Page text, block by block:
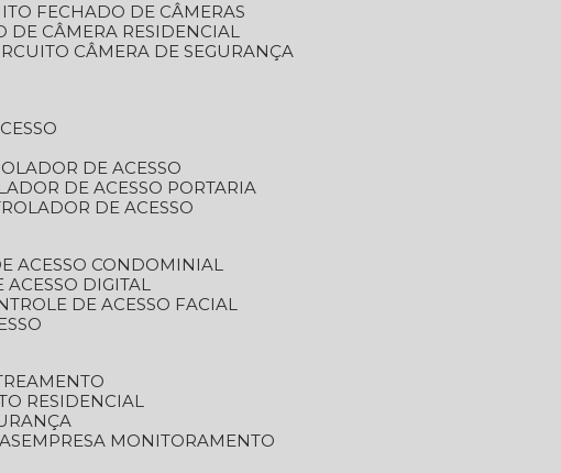
FECHADO DE CÂMERAS
DE CÂMERA RESIDENCIAL
CÂMERA DE SEGURANÇA
DE ACESSO
DE ACESSO PORTARIA
DE ACESSO
ACESSO CONDOMINIAL
ACESSO DIGITAL
DE ACESSO FACIAL
RESIDENCIAL
EMPRESA MONITORAMENTO